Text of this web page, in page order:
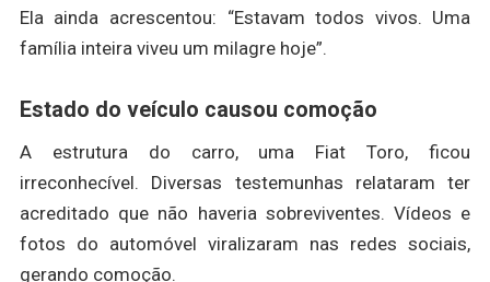
Ela ainda acrescentou: “Estavam todos vivos. Uma
família inteira viveu um milagre hoje”.
Estado do veículo causou comoção
A estrutura do carro, uma Fiat Toro, ficou
irreconhecível. Diversas testemunhas relataram ter
acreditado que não haveria sobreviventes. Vídeos e
fotos do automóvel viralizaram nas redes sociais,
gerando comoção.